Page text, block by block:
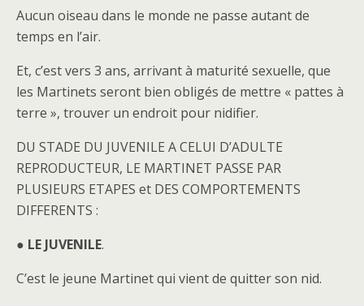
Aucun oiseau dans le monde ne passe autant de
temps en l’air.
Et, c’est vers 3 ans, arrivant à maturité sexuelle, que
les Martinets seront bien obligés de mettre « pattes à
terre », trouver un endroit pour nidifier.
DU STADE DU JUVENILE A CELUI D’ADULTE
REPRODUCTEUR, LE MARTINET PASSE PAR
PLUSIEURS ETAPES et DES COMPORTEMENTS
DIFFERENTS :
● LE JUVENILE.
C’est le jeune Martinet qui vient de quitter son nid.